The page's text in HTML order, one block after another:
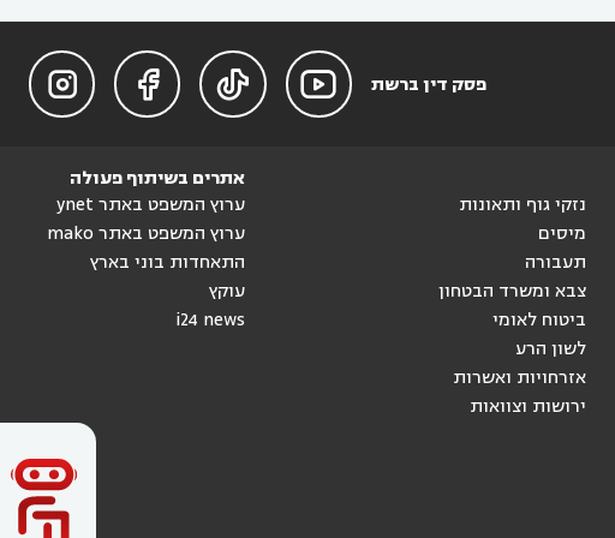
פסק דין ברשת 



נזקי גוף ותאונות
מיסים
תעבורה
צבא ומשרד הבטחון
ביטוח לאומי
לשון הרע
אזרחויות ואשרות
ירושות וצוואות
אתרים בשיתוף פעולה
ערוץ המשפט באתר ynet
ערוץ המשפט באתר mako
התאחדות בוני בארץ
עוקץ
i24 news